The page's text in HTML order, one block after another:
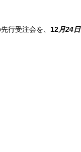
行受注会を、 12月24日